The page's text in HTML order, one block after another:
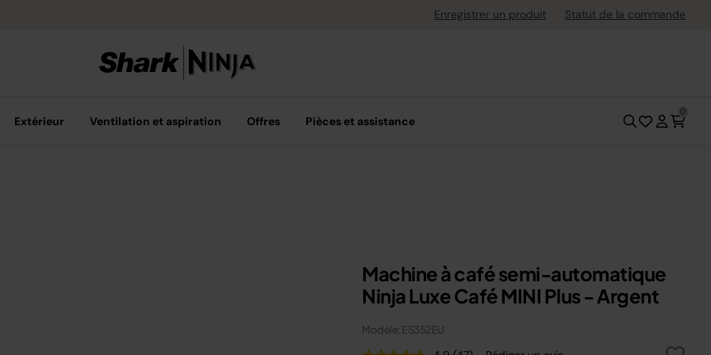
Livraison gratuite dès 40 € d'achatEnregistrer un produit Statut de la commande
Extérieur Ventilation et aspiration Offres Pièces et assistance
0
Machine à café semi-automatique
Ninja Luxe Café MINI Plus - Argent
Modèle: ES352EU